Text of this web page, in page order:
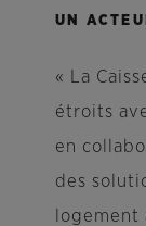
UN
« La
étroits
en
des